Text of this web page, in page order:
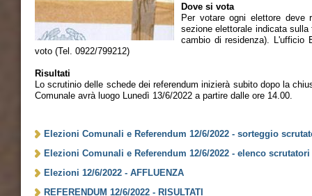
Dove si vota
Per votare ogni elettore deve
sezione elettorale indicata
cambio di residenza). L'ufficio
voto (Tel. 0922/799212)
Risultati
Lo scrutinio delle schede dei referendum inizierà subito dopo la
Comunale avrà luogo Lunedì 13/6/2022 a partire dalle ore 14.00.
Elezioni Comunali e Referendum 12/6/2022 - sorteggio
Elezioni Comunali e Referendum 12/6/2022 - elenco
Elezioni 12/6/2022 - AFFLUENZA
REFERENDUM 12/6/2022 - RISULTATI